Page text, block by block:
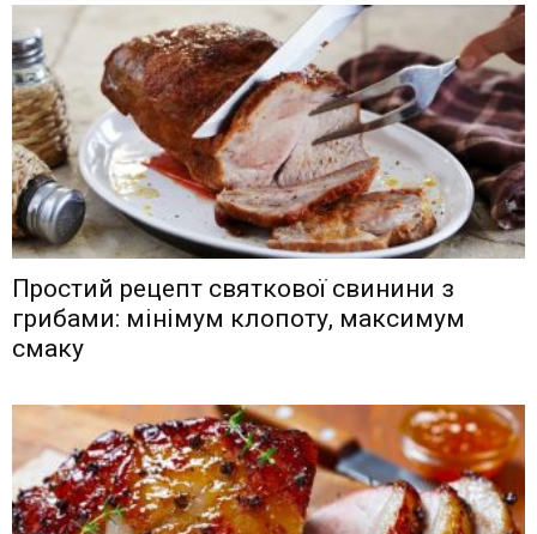
Простий рецепт святкової свинини з
грибами: мінімум клопоту, максимум
смаку